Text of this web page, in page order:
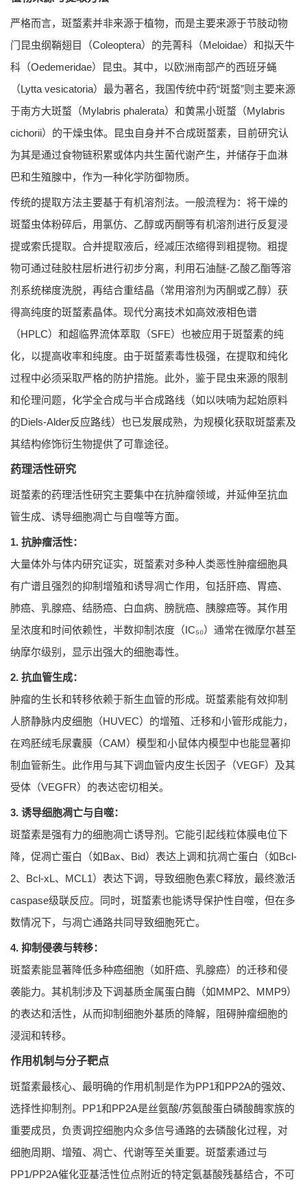
严格而言，斑蝥素并非来源于植物，而是主要来源于节肢动物
门昆虫纲鞘翅目（Coleoptera）的芫菁科（Meloidae）和拟天牛
科（Oedemeridae）昆虫。其中，以欧洲南部产的西班牙蝇
（Lytta vesicatoria）最为著名，我国传统中药“斑蝥”则主要来源
于南方大斑蝥（Mylabris phalerata）和黄黑小斑蝥（Mylabris
cichorii）的干燥虫体。昆虫自身并不合成斑蝥素，目前研究认
为其是通过食物链积累或体内共生菌代谢产生，并储存于血淋
巴和生殖腺中，作为一种化学防御物质。
传统的提取方法主要基于有机溶剂法。一般流程为：将干燥的
斑蝥虫体粉碎后，用氯仿、乙醇或丙酮等有机溶剂进行反复浸
提或索氏提取。合并提取液后，经减压浓缩得到粗提物。粗提
物可通过硅胶柱层析进行初步分离，利用石油醚-乙酸乙酯等溶
剂系统梯度洗脱，再结合重结晶（常用溶剂为丙酮或乙醇）获
得高纯度的斑蝥素晶体。现代分离技术如高效液相色谱
（HPLC）和超临界流体萃取（SFE）也被应用于斑蝥素的纯
化，以提高收率和纯度。由于斑蝥素毒性极强，在提取和纯化
过程中必须采取严格的防护措施。此外，鉴于昆虫来源的限制
和伦理问题，化学全合成与半合成路线（如以呋喃为起始原料
的Diels-Alder反应路线）也已发展成熟，为规模化获取斑蝥素及
其结构修饰衍生物提供了可靠途径。
药理活性研究
斑蝥素的药理活性研究主要集中在抗肿瘤领域，并延伸至抗血
管生成、诱导细胞凋亡与自噬等方面。
1. 抗肿瘤活性：
大量体外与体内研究证实，斑蝥素对多种人类恶性肿瘤细胞具
有广谱且强烈的抑制增殖和诱导凋亡作用，包括肝癌、胃癌、
肺癌、乳腺癌、结肠癌、白血病、膀胱癌、胰腺癌等。其作用
呈浓度和时间依赖性，半数抑制浓度（IC₅₀）通常在微摩尔甚至
纳摩尔级别，显示出强大的细胞毒性。
2. 抗血管生成：
肿瘤的生长和转移依赖于新生血管的形成。斑蝥素能有效抑制
人脐静脉内皮细胞（HUVEC）的增殖、迁移和小管形成能力，
在鸡胚绒毛尿囊膜（CAM）模型和小鼠体内模型中也能显著抑
制血管新生。此作用与其下调血管内皮生长因子（VEGF）及其
受体（VEGFR）的表达密切相关。
3. 诱导细胞凋亡与自噬：
斑蝥素是强有力的细胞凋亡诱导剂。它能引起线粒体膜电位下
降，促凋亡蛋白（如Bax、Bid）表达上调和抗凋亡蛋白（如Bcl-
2、Bcl-xL、MCL1）表达下调，导致细胞色素C释放，最终激活
caspase级联反应。同时，斑蝥素也能诱导保护性自噬，但在多
数情况下，与凋亡通路共同导致细胞死亡。
4. 抑制侵袭与转移：
斑蝥素能显著降低多种癌细胞（如肝癌、乳腺癌）的迁移和侵
袭能力。其机制涉及下调基质金属蛋白酶（如MMP2、MMP9）
的表达和活性，从而抑制细胞外基质的降解，阻碍肿瘤细胞的
浸润和转移。
作用机制与分子靶点
斑蝥素最核心、最明确的作用机制是作为PP1和PP2A的强效、
选择性抑制剂。PP1和PP2A是丝氨酸/苏氨酸蛋白磷酸酶家族的
重要成员，负责调控细胞内众多信号通路的去磷酸化过程，对
细胞周期、增殖、凋亡、代谢等至关重要。斑蝥素通过与
PP1/PP2A催化亚基活性位点附近的特定氨基酸残基结合，不可